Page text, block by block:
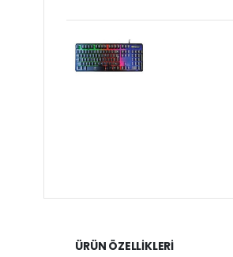
ÜRÜN ÖZELLIKLERI